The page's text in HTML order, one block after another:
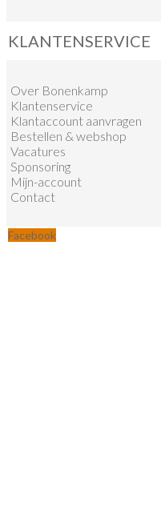
KLANTENSERVICE
Over Bonenkamp
Klantenservice
Klantaccount aanvragen
Bestellen & webshop
Vacatures
Sponsoring
Mijn-account
Contact
Facebook